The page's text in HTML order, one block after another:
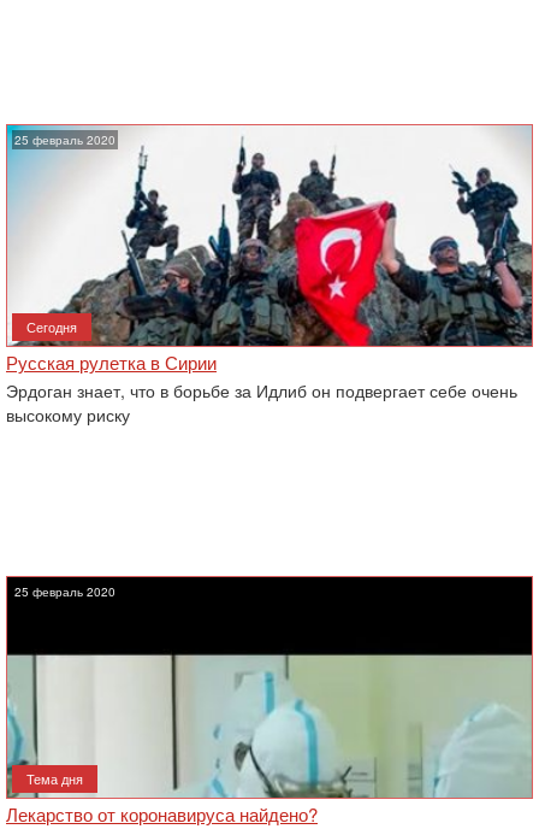
25 февраль 2020
Сегодня
Русская рулетка в Сирии
Эрдоган знает, что в борьбе за Идлиб он подвергает себе очень
высокому риску
25 февраль 2020
Тема дня
Лекарство от коронавируса найдено?